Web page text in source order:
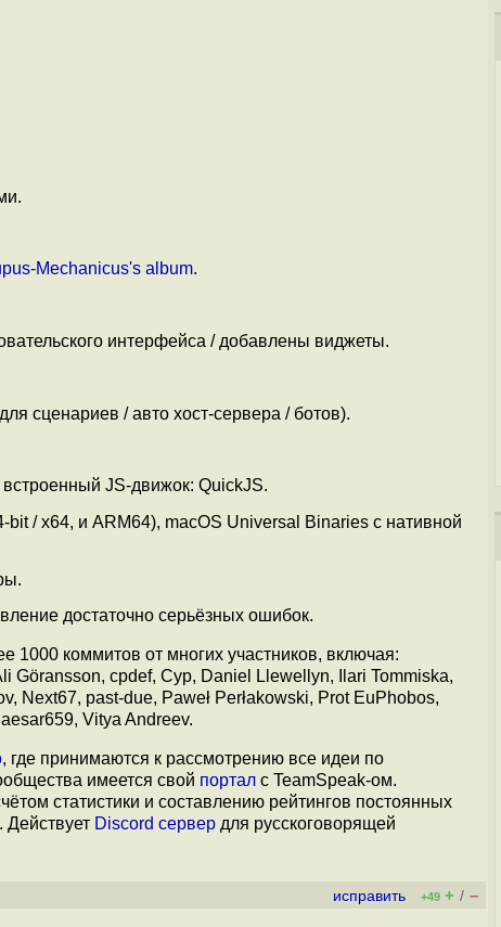
Mechanicus's album.
интерфейса / добавлены виджеты.
сценариев / авто хост-сервера / ботов).
JS-движок: QuickJS.
/ x64, и ARM64), macOS Universal Binaries с нативной
достаточно серьёзных ошибок.
1000 коммитов от многих участников, включая:
Göransson, cpdef, Cyp, Daniel Llewellyn, Ilari Tommiska,
Next67, past-due, Paweł Perłakowski, Prot EuPhobos,
Vitya Andreev.
, где принимаются к рассмотрению все идеи по
имеется свой портал с TeamSpeak-ом.
статистики и составлению рейтингов постоянных
Действует Discord сервер для русскоговорящей
исправить +49 + / –